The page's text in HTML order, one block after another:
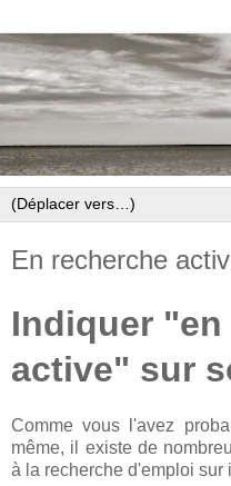
En recherche
Indiquer
active" sur
Comme vous l'avez
même, il existe de
à la recherche d'emploi sur